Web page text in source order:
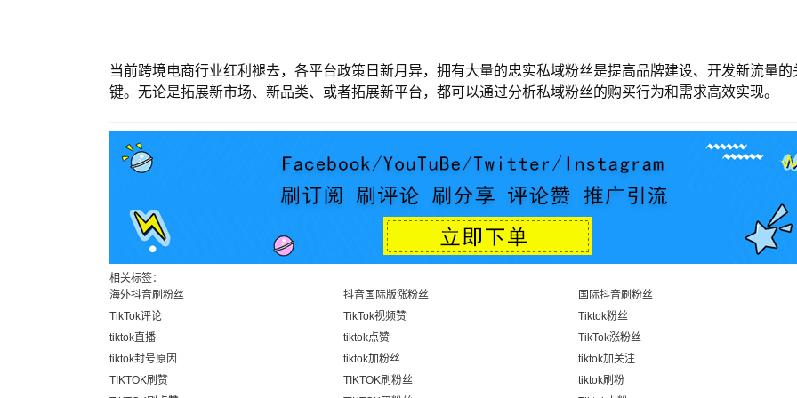
当前跨境电商行业红利褪去，各平台政策日新月异，拥有大量的忠实私域粉丝是提高品牌建设、开发新流量的
键。无论是拓展新市场、新品类、或者拓展新平台，都可以通过分析私域粉丝的购买行为和需求高效实现。
相关标签：
海外抖音刷粉丝
抖音国际版涨粉丝
国际抖音刷粉丝
TikTok评论
TikTok视频赞
Tiktok粉丝
tiktok直播
tiktok点赞
TikTok涨粉丝
tiktok封号原因
tiktok加粉丝
tiktok加关注
TIKTOK刷赞
TIKTOK刷粉丝
tiktok刷粉